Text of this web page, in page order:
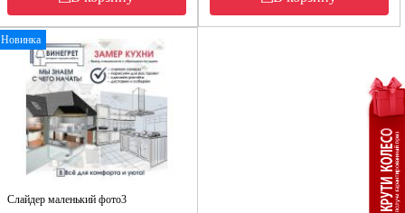
Новинка
Слайдер маленький фото3